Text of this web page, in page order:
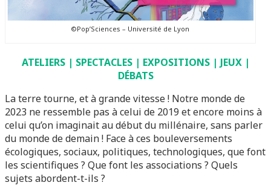
©Pop’Sciences – Université de Lyon
ATELIERS | SPECTACLES | EXPOSITIONS | JEUX |
DÉBATS
La terre tourne, et à grande vitesse ! Notre monde de
2023 ne ressemble pas à celui de 2019 et encore moins à
celui qu’on imaginait au début du millénaire, sans parler
du monde de demain ! Face à ces bouleversements
écologiques, sociaux, politiques, technologiques, que font
les scientifiques ? Que font les associations ? Quels
sujets abordent-t-ils ?